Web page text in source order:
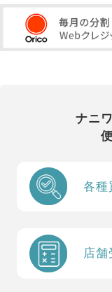
ナニ
各種
店舗